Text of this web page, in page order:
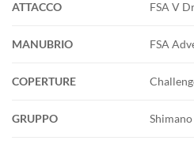
ATTACCO FSA V
MANUBRIO FSA
COPERTURE
GRUPPO